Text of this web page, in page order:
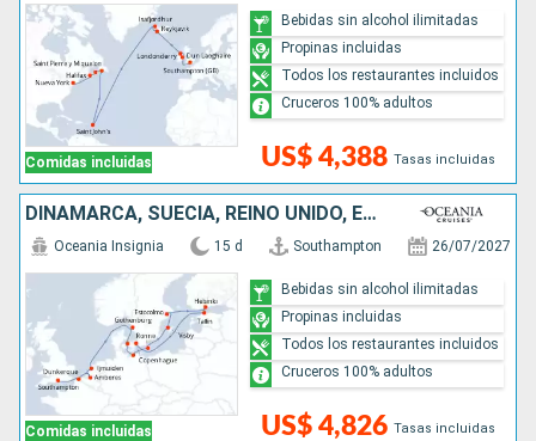
Comidas incluidas US$ 4,388 Tasas incluidas
Bebidas sin alcohol ilimitadas
Propinas incluidas
Todos los restaurantes incluidos
Cruceros 100% adultos
DINAMARCA, SUECIA, REINO UNIDO, ESTONIA, PAISES BAJOS, BÉLGICA, ALEMANIA, FINLANDIA, FRANCIA
Comidas incluidas
Oceania Insignia 15 d Southampton 26/07/2027
US$ 4,826 Tasas incluidas
Bebidas sin alcohol ilimitadas
Propinas incluidas
Todos los restaurantes incluidos
Cruceros 100% adultos